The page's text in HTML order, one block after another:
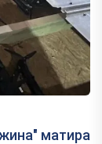
матира